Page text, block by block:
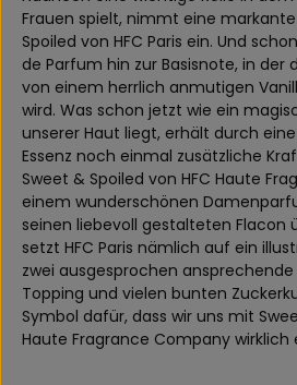
Frauen spielt, nimmt eine markante
Spoiled von HFC Paris ein. Und
de Parfum hin zur Basisnote, in der
von einem herrlich anmutigen
wird. Was schon jetzt wie ein
unserer Haut liegt, erhält durch
Essenz noch einmal zusätzliche
Sweet & Spoiled von HFC Haute
einem wunderschönen
seinen liebevoll gestalteten Flacon
setzt HFC Paris nämlich auf ein
zwei ausgesprochen
Topping und vielen bunten
Symbol dafür, dass wir uns mit
Haute Fragrance Company wirklich